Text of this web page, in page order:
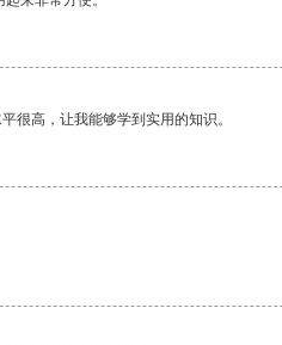
很高，让我能够学到实用的知识。